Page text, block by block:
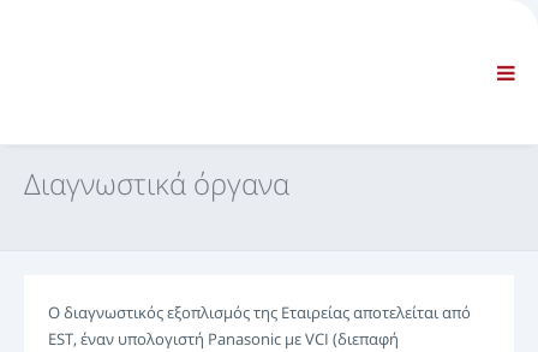
ΤΥΠΙΚΉ ΠΛΟΉΓΗΣΗ
ΌΡΟΙ ΚΑΙ ΠΡΟΫΠΟΘΈΣΕΙΣ
Κατάλογος ανταλλακτικών
Διαγνωστικά όργανα
Ο διαγνωστικός εξοπλισμός της Εταιρείας αποτελείται από
EST, έναν υπολογιστή Panasonic με VCI (διεπαφή